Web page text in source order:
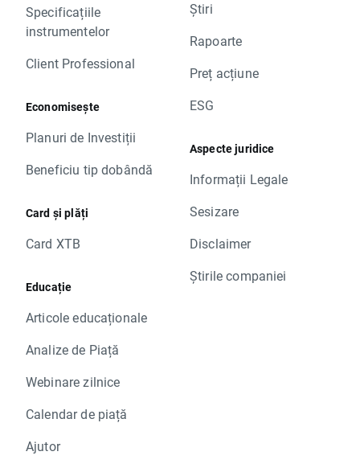
Specificațiile
instrumentelor
Client Professional
Economisește
Planuri de Investiții
Beneficiu tip dobândă
Card și plăți
Card XTB
Educație
Articole educaționale
Analize de Piață
Webinare zilnice
Calendar de piață
Ajutor
Știri
Rapoarte
Preț acțiune
ESG
Aspecte juridice
Informații Legale
Sesizare
Disclaimer
Știrile companiei